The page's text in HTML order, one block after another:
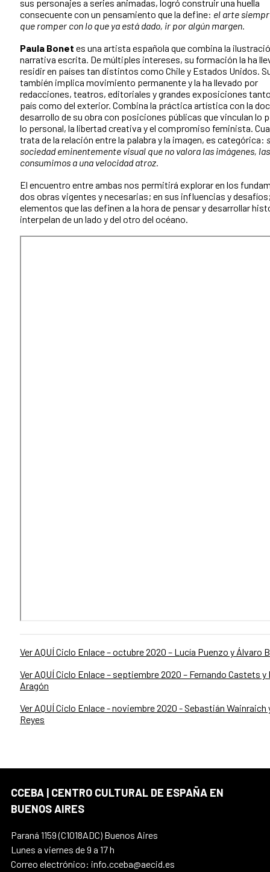
sus personajes a series animadas, logró construir una huella
consecuente con un pensamiento que la define: el arte
que romper con lo que ya está dado, ir por algún margen.
Paula Bonet es una artista española que combina la
narrativa escrita. De múltiples intereses, su formación la ha
residir en países tan distintos como Chile y Estados Unidos.
también implica movimiento permanente y la ha llevado por
redacciones, teatros, editoriales y grandes exposiciones
país como del exterior. Combina la práctica artística con la
desarrollo de su obra con posiciones públicas que vinculan lo
lo personal, la libertad creativa y el compromiso feminista.
trata de la relación entre la palabra y la imagen, es categórica:
sociedad eminentemente visual que no valora las imágenes, las
consumimos a una velocidad atroz.
El encuentro entre ambas nos permitirá explorar en los
dos obras vigentes y necesarias; en sus influencias y
elementos que las definen a la hora de pensar y desarrollar
interpelan de un lado y del otro del océano.
Ver AQUÍ Ciclo Enlace – octubre 2020 – Lucía Puenzo y Álvaro
Ver AQUÍ Ciclo Enlace – septiembre 2020 – Fernando Castets
Aragón
Ver AQUÍ Ciclo Enlace - noviembre 2020 - Sebastián Wainraich
Reyes
CCEBA | CENTRO CULTURAL DE ESPAÑA EN
BUENOS AIRES
Paraná 1159 (C1018ADC) Buenos Aires
Lunes a viernes de 9 a 17 h
Correo electrónico: info.cceba@aecid.es